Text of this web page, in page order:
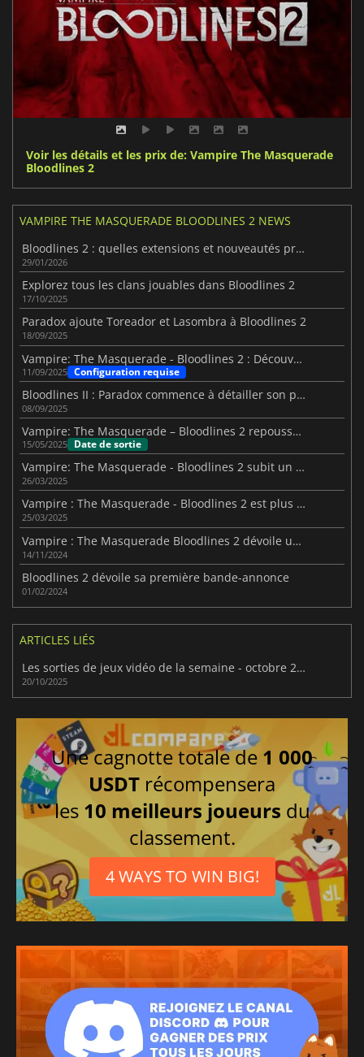
Voir les détails et les prix de: Vampire The Masquerade
Bloodlines 2
VAMPIRE THE MASQUERADE BLOODLINES 2 NEWS
Bloodlines 2 : quelles extensions et nouveautés prévues pour 2026 ?
29/01/2026
Explorez tous les clans jouables dans Bloodlines 2
17/10/2025
Paradox ajoute Toreador et Lasombra à Bloodlines 2
18/09/2025
Vampire: The Masquerade - Bloodlines 2 : Découvrez les specs PC
11/09/2025 Configuration requise
Bloodlines II : Paradox commence à détailler son plan Clan
08/09/2025
Vampire: The Masquerade – Bloodlines 2 repoussé à une sortie en octobre 2025
15/05/2025 Date de sortie
Vampire: The Masquerade - Bloodlines 2 subit un nouveau report en 2025
26/03/2025
Vampire : The Masquerade - Bloodlines 2 est plus proche que vous ne le pensez
25/03/2025
Vampire : The Masquerade Bloodlines 2 dévoile une nouvelle bande-annonce
14/11/2024
Bloodlines 2 dévoile sa première bande-annonce
01/02/2024
ARTICLES LIÉS
Les sorties de jeux vidéo de la semaine - octobre 2025 (semaine 43)
20/10/2025
Une cagnotte totale de 1 000
USDT récompensera
les 10 meilleurs joueurs du
classement.
4 WAYS TO WIN BIG!